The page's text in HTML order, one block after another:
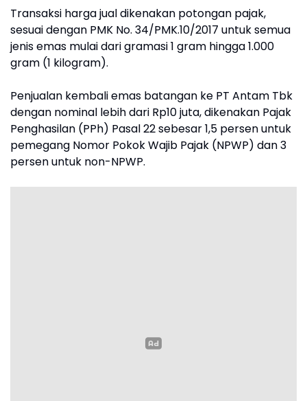
Transaksi harga jual dikenakan potongan pajak,
sesuai dengan PMK No. 34/PMK.10/2017 untuk semua
jenis emas mulai dari gramasi 1 gram hingga 1.000
gram (1 kilogram).
Penjualan kembali emas batangan ke PT Antam Tbk
dengan nominal lebih dari Rp10 juta, dikenakan Pajak
Penghasilan (PPh) Pasal 22 sebesar 1,5 persen untuk
pemegang Nomor Pokok Wajib Pajak (NPWP) dan 3
persen untuk non-NPWP.